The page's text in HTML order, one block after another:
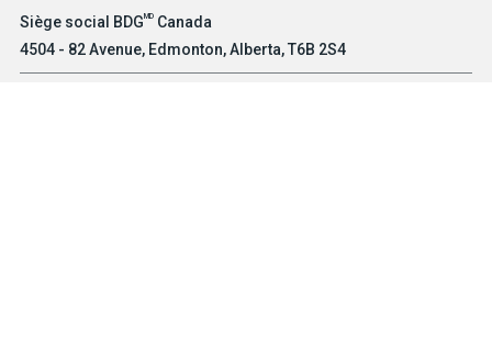
Siège social BDGMDCanada
4504 - 82 Avenue, Edmonton, Alberta, T6B 2S4